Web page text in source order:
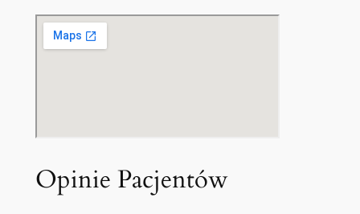
Opinie Pacjentów